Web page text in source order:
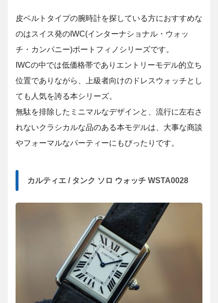
皮ベルトタイプの腕時計を探している方におすすめな
のはスイス発のIWC(インターナショナル・ウォッ
チ・カンパニー)ポートフィノシリーズです。
IWCの中では低価格帯でありエントリーモデル的立ち
位置でありながら、上級者向けのドレスウォッチとし
ても人気を誇る本シリーズ。
無駄を排除したミニマルなデザインと、流行に左右さ
れないクラシカルな品のある本モデルは、大事な商談
やフォーマルなパーティーにもぴったりです。
カルティエ / タンク ソロ ウォッチ WSTA0028